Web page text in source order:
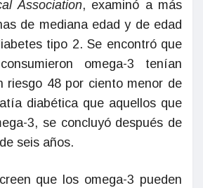
Association, examinó a más
de mediana edad y de edad
tipo 2. Se encontró que
omega-3 tenían
riesgo 48 por ciento menor de
diabética que aquellos que
3, se concluyó después de
seis años.
que los omega-3 pueden